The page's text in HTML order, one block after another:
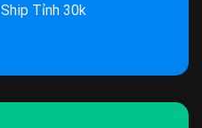
Ship Tỉnh 30k